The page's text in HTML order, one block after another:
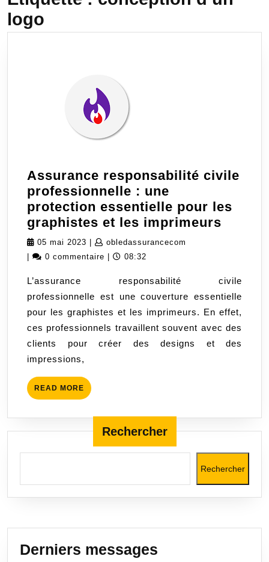
logo
Assurance responsabilité civile
professionnelle : une
protection essentielle pour les
graphistes et les imprimeurs
:
une
pour
05 mai 2023 05
mai
obledassurancecom
0 commentaire 08:32
L’assurance responsabilité civile
professionnelle est une couverture essentielle
pour les graphistes et les imprimeurs. En effet,
ces professionnels travaillent souvent avec des
clients pour créer des designs et des
impressions,
READ MORE READ
MORE
Rechercher
Rechercher
Derniers messages